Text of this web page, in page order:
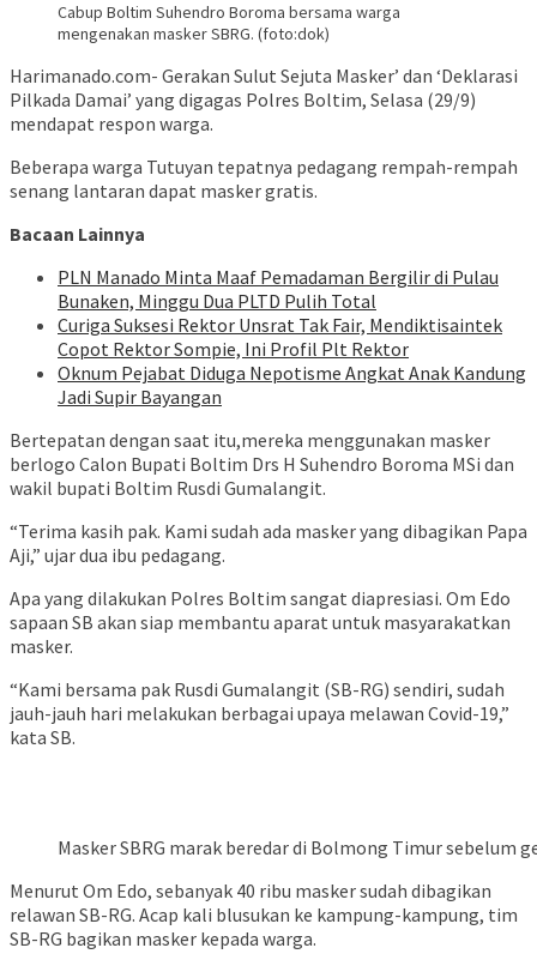
Cabup Boltim Suhendro Boroma bersama warga
mengenakan masker SBRG. (foto:dok)
Harimanado.com- Gerakan Sulut Sejuta Masker’ dan ‘Deklarasi
Pilkada Damai’ yang digagas Polres Boltim, Selasa (29/9)
mendapat respon warga.
Beberapa warga Tutuyan tepatnya pedagang rempah-rempah
senang lantaran dapat masker gratis.
Bacaan Lainnya
PLN Manado Minta Maaf Pemadaman Bergilir di Pulau
Bunaken, Minggu Dua PLTD Pulih Total
Curiga Suksesi Rektor Unsrat Tak Fair, Mendiktisaintek
Copot Rektor Sompie, Ini Profil Plt Rektor
Oknum Pejabat Diduga Nepotisme Angkat Anak Kandung
Jadi Supir Bayangan
Bertepatan dengan saat itu,mereka menggunakan masker
berlogo Calon Bupati Boltim Drs H Suhendro Boroma MSi dan
wakil bupati Boltim Rusdi Gumalangit.
“Terima kasih pak. Kami sudah ada masker yang dibagikan Papa
Aji,” ujar dua ibu pedagang.
Apa yang dilakukan Polres Boltim sangat diapresiasi. Om Edo
sapaan SB akan siap membantu aparat untuk masyarakatkan
masker.
“Kami bersama pak Rusdi Gumalangit (SB-RG) sendiri, sudah
jauh-jauh hari melakukan berbagai upaya melawan Covid-19,”
kata SB.
Masker SBRG marak beredar di Bolmong Timur sebelum
Menurut Om Edo, sebanyak 40 ribu masker sudah dibagikan
relawan SB-RG. Acap kali blusukan ke kampung-kampung, tim
SB-RG bagikan masker kepada warga.